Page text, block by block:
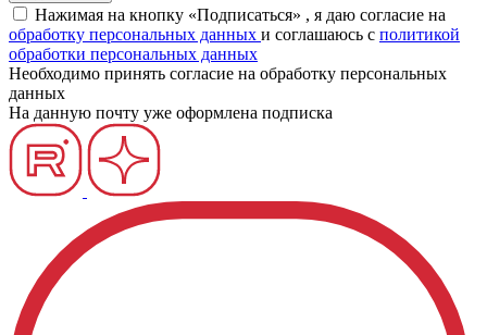
Нажимая на кнопку «Подписаться» , я даю согласие на
обработку персональных данных и соглашаюсь c политикой
обработки персональных данных
Необходимо принять согласие на обработку персональных
данных
На данную почту уже оформлена подписка